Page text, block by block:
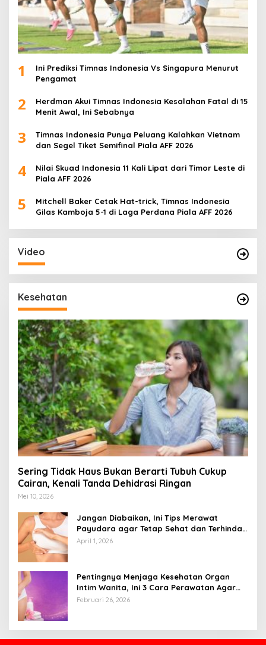
1
Ini Prediksi Timnas Indonesia Vs Singapura Menurut
Pengamat
2
Herdman Akui Timnas Indonesia Kesalahan Fatal di 15
Menit Awal, Ini Sebabnya
3
Timnas Indonesia Punya Peluang Kalahkan Vietnam
dan Segel Tiket Semifinal Piala AFF 2026
4
Nilai Skuad Indonesia 11 Kali Lipat dari Timor Leste di
Piala AFF 2026
5
Mitchell Baker Cetak Hat-trick, Timnas Indonesia
Gilas Kamboja 5-1 di Laga Perdana Piala AFF 2026
Video
Kesehatan
Sering Tidak Haus Bukan Berarti Tubuh Cukup
Cairan, Kenali Tanda Dehidrasi Ringan
Mei 10, 2026
Jangan Diabaikan, Ini Tips Merawat
Payudara agar Tetap Sehat dan Terhindar
dari Risiko Penyakit
April 1, 2026
Pentingnya Menjaga Kesehatan Organ
Intim Wanita, Ini 3 Cara Perawatan Agar
Tetap Bersih
Februari 26, 2026